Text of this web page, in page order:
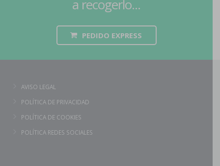
a recogerlo...
PEDIDO EXPRESS
AVISO LEGAL
POLÍTICA DE PRIVACIDAD
POLÍTICA DE COOKIES
POLÍTICA REDES SOCIALES